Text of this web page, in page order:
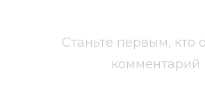
Станьте первым, кто
комментарий